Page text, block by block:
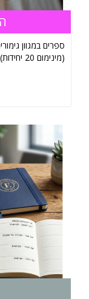
(מינימום 20 יחידות)